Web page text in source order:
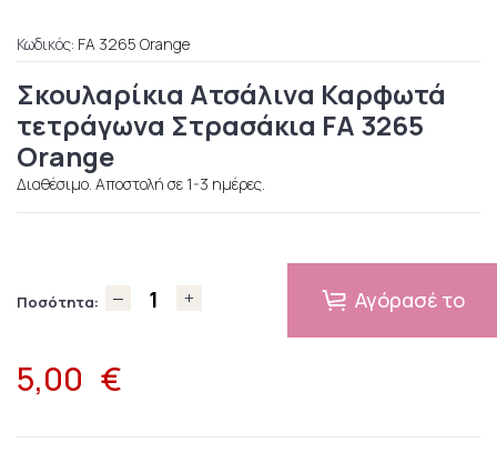
Κωδικός: FA 3265 Orange
Σκουλαρίκια Ατσάλινα Καρφωτά
τετράγωνα Στρασάκια FA 3265
Orange
Διαθέσιμο. Αποστολή σε 1-3 ημέρες.
Ποσότητα: Αγόρασέ το
5,00 €